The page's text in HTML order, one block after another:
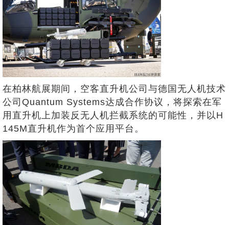
在柏林航展期间，空客直升机公司与德国无人机技术
公司Quantum Systems达成合作协议，将探索在军
用直升机上加装反无人机拦截系统的可能性，并以H
145M直升机作为首个应用平台。